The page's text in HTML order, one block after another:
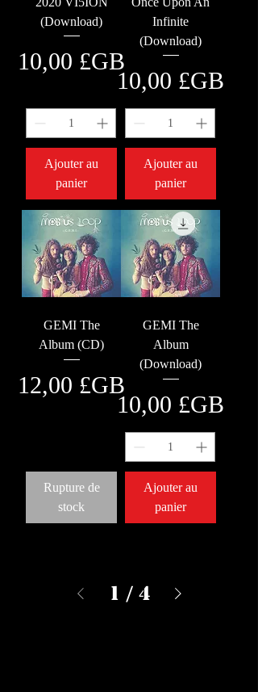
(Download)
Prix
10,00 £GB
Ajouter au
panier
Infinite
(Download)
Prix
10,00 £GB
Ajouter au
panier
GEMI The
Album (CD)
Prix
12,00 £GB
Rupture de
stock
GEMI The
Album
(Download)
Prix
10,00 £GB
Ajouter au
panier
1 / 4